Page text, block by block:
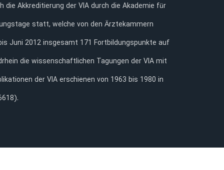
die Akkreditierung der VIA durch die Akademie für
statt, welche von den Ärztekammern
Juni 2012 insgesamt 171 Fortbildungspunkte auf
die wissenschaftlichen Tagungen der VIA mit
der VIA erschienen von 1963 bis 1980 in